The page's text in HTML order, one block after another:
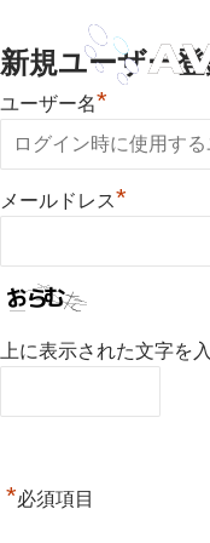
新規ユーザー
ユーザー名*
メールドレス*
上に表示された文字を
*必須項目